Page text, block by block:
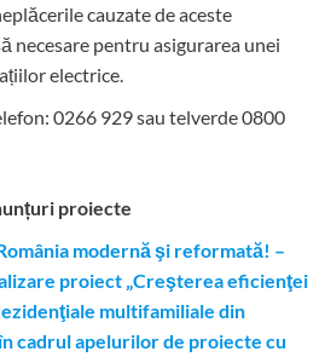
cauzate de aceste
necesare pentru asigurarea unei
electrice.
efon: 0266 929 sau telverde 0800
proiecte
modernă şi reformată! –
proiect „Creşterea eficienţei
multifamiliale din
cadrul apelurilor de proiecte cu